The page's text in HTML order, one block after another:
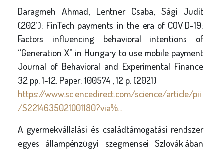
Daragmeh Ahmad, Lentner Csaba, Sági Judit
(2021): FinTech payments in the era of COVID-19:
Factors influencing behavioral intentions of
“Generation X” in Hungary to use mobile payment
Journal of Behavioral and Experimental Finance
32 pp. 1-12. Paper: 100574 , 12 p. (2021)
https://www.sciencedirect.com/science/article/pii
/S2214635021001180?via%...
A gyermekvállalási és családtámogatási rendszer
egyes állampénzügyi szegmensei Szlovákiában